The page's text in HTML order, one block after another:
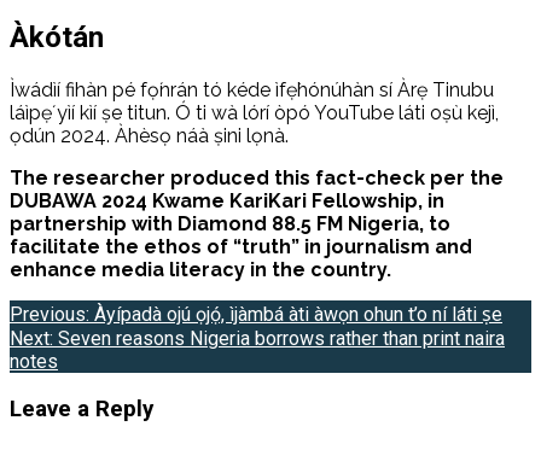
Àkótán
Ìwádìí fihàn pé fọ́nrán tó kéde ìfẹ̀hónúhàn sí Àrẹ Tinubu
láìpẹ́ yìí kìí ṣe titun. Ó ti wà lórí òpó YouTube láti oṣù kejì,
ọdún 2024. Àhèsọ náà ṣini lọnà.
The researcher produced this fact-check per the
DUBAWA 2024 Kwame KariKari Fellowship, in
partnership with Diamond 88.5 FM Nigeria, to
facilitate the ethos of “truth” in journalism and
enhance media literacy in the country.
Post
navigation
Previous: Àyípadà ojú ọjọ́, ìjàmbá àti àwọn ohun t’o ní láti ṣe
Next: Seven reasons Nigeria borrows rather than print naira
notes
Leave a Reply